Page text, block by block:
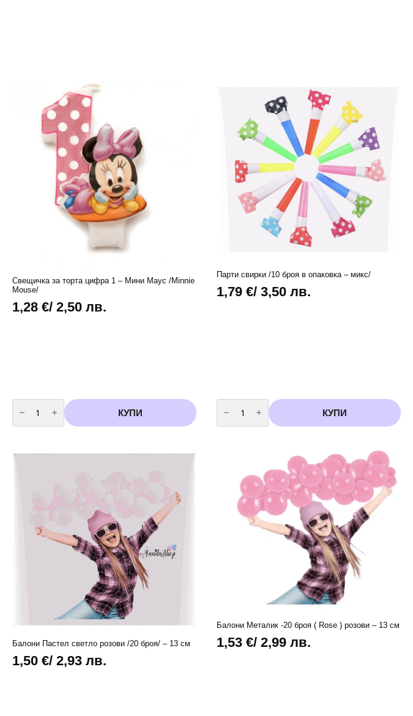
Свещичка за торта цифра 1 – Мини Маус /Minnie
Mouse/
1,28 €/ 2,50 лв.
количество
за
Свещичка
за
1
КУПИ
Парти свирки /10 броя в опаковка – микс/
1,79€/ 3,50 лв.
количество
за
Парти
свирки
микс/
КУПИ
Балони Пастел светло розови /20 броя/ – 13 см
1,50 €/ 2,93 лв.
Балони Металик -20 броя ( Rose ) розови – 13 см
1,53€/ 2,99 лв.